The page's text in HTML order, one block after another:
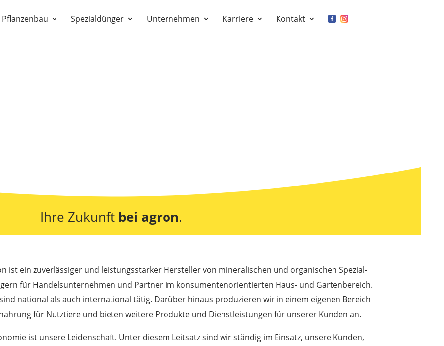
Pflanzenbau Spezialdünger Unternehmen Karriere Kontakt
Ihre Zukunft bei agron.
ist ein zuverlässiger und leistungsstarker Hersteller von mineralischen und organischen Spezial-
für Handelsunternehmen und Partner im konsumentenorientierten Haus- und Gartenbereich.
national als auch international tätig. Darüber hinaus produzieren wir in einem eigenen Bereich
für Nutztiere und bieten weitere Produkte und Dienstleistungen für unserer Kunden an.
ist unsere Leidenschaft. Unter diesem Leitsatz sind wir ständig im Einsatz, unsere Kunden,